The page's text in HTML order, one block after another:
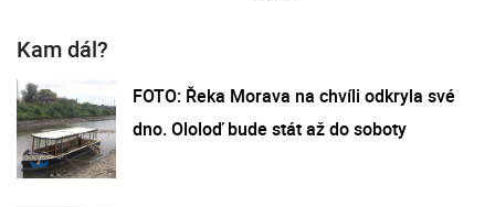
Kam dál?
FOTO: Řeka Morava na chvíli odkryla své
dno. Ololoď bude stát až do soboty